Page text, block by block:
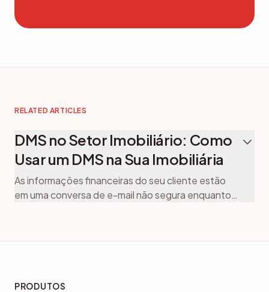
RELATED ARTICLES
DMS no Setor Imobiliário: Como
Usar um DMS na Sua Imobiliária
As informações financeiras do seu cliente estão
em uma conversa de e-mail não segura enquanto
quase um quarto de todos os fechamentos
PRODUTOS